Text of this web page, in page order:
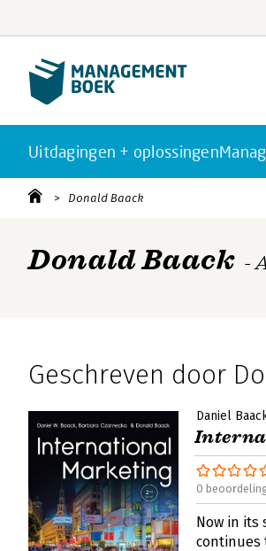
Uitdagingen + oplossingen
Donald Baack
Donald Baack -
Geschreven door
Daniel
0
Now in its
continues